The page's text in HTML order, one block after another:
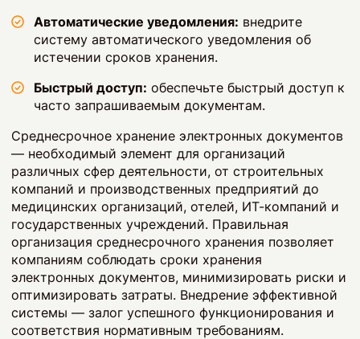
Автоматические уведомления: внедрите
систему автоматического уведомления об
истечении сроков хранения.
Быстрый доступ: обеспечьте быстрый доступ к
часто запрашиваемым документам.
Среднесрочное хранение электронных документов
— необходимый элемент для организаций
различных сфер деятельности, от строительных
компаний и производственных предприятий до
медицинских организаций, отелей, ИТ-компаний и
государственных учреждений. Правильная
организация среднесрочного хранения позволяет
компаниям соблюдать сроки хранения
электронных документов, минимизировать риски и
оптимизировать затраты. Внедрение эффективной
системы — залог успешного функционирования и
соответствия нормативным требованиям.